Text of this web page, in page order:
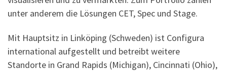
unter anderem die Lösungen CET, Spec und Stage.
Mit Hauptsitz in Linköping (Schweden) ist Configura
international aufgestellt und betreibt weitere
Standorte in Grand Rapids (Michigan), Cincinnati (Ohio),